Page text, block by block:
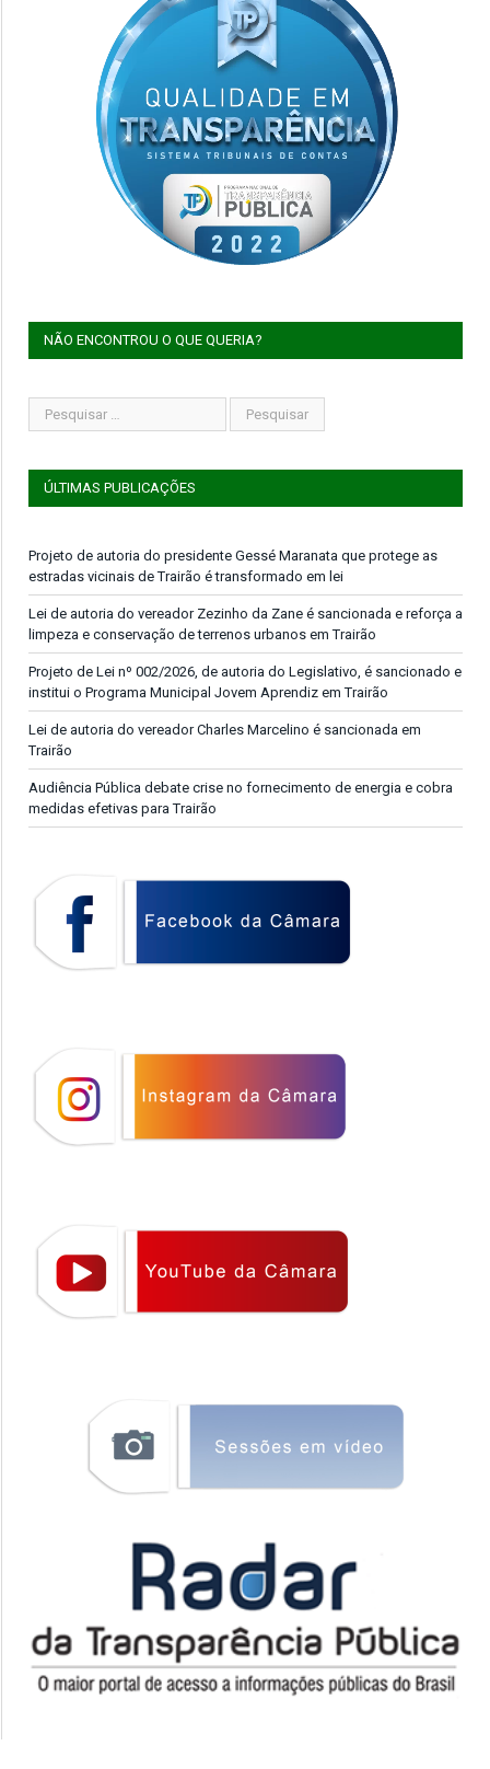
NÃO ENCONTROU O QUE QUERIA?
ÚLTIMAS PUBLICAÇÕES
Projeto de autoria do presidente Gessé Maranata que protege as
estradas vicinais de Trairão é transformado em lei
Lei de autoria do vereador Zezinho da Zane é sancionada e reforça a
limpeza e conservação de terrenos urbanos em Trairão
Projeto de Lei nº 002/2026, de autoria do Legislativo, é sancionado e
institui o Programa Municipal Jovem Aprendiz em Trairão
Lei de autoria do vereador Charles Marcelino é sancionada em
Trairão
Audiência Pública debate crise no fornecimento de energia e cobra
medidas efetivas para Trairão